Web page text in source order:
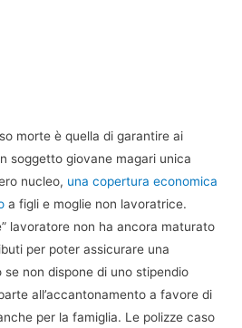
morte è quella di garantire ai
soggetto giovane magari unica
nucleo, una copertura economica
a figli e moglie non lavoratrice.
lavoratore non ha ancora maturato
per poter assicurare una
non dispone di uno stipendio
all’accantonamento a favore di
per la famiglia. Le polizze caso